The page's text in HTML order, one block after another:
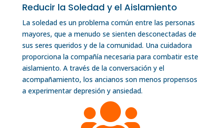
Reducir la Soledad y el Aislamiento
La soledad es un problema común entre las personas
mayores, que a menudo se sienten desconectadas de
sus seres queridos y de la comunidad. Una cuidadora
proporciona la compañía necesaria para combatir este
aislamiento. A través de la conversación y el
acompañamiento, los ancianos son menos propensos
a experimentar depresión y ansiedad.